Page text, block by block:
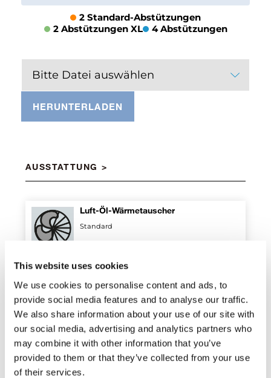
This website uses cookies
We use cookies to personalise content and ads, to
provide social media features and to analyse our traffic.
We also share information about your use of our site with
our social media, advertising and analytics partners who
may combine it with other information that you’ve
provided to them or that they’ve collected from your use
of their services.
2 Standard-Abstützungen
2 Abstützungen XL
4 Abstützungen
Bitte Datei auswählen
HERUNTERLADEN
AUSSTATTUNG
Luft-Öl-Wärmetauscher
Standard
Hydraulische teleskopierbare
Abstützträger
Standard